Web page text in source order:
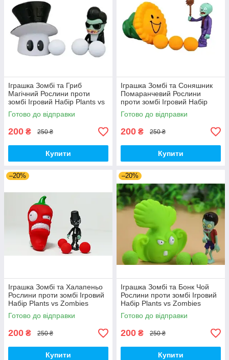
Іграшка Зомбі та Гриб
Магічний Рослини проти
зомбі Ігровий Набір Plants vs
Zombies (00179)
Готово до відправки
200 ₴ 250 ₴
Купити
Іграшка Зомбі та Соняшник
Помаранчевий Рослини
проти зомбі Ігровий Набір
Plants vs Zombies (00180)
Готово до відправки
200 ₴ 250 ₴
Купити
–20%
Іграшка Зомбі та Халапеньо
Рослини проти зомбі Ігровий
Набір Plants vs Zombies
(00226)
Готово до відправки
200 ₴ 250 ₴
Купити
–20%
Іграшка Зомбі та Бонк Чой
Рослини проти зомбі Ігровий
Набір Plants vs Zombies
(00287)
Готово до відправки
200 ₴ 250 ₴
Купити